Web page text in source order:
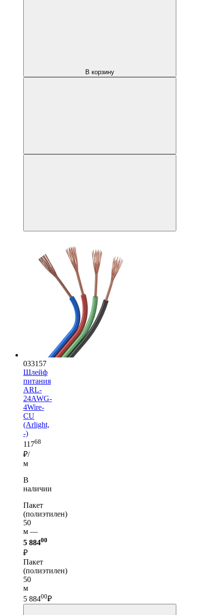
В корзину
033157
Шлейф
питания
ARL-
24AWG-
4Wire-
CU
(Arlight,
-)
11768
₽/
м
В
наличии
Пакет
(полиэтилен)
50
м —
5 88400
₽
Пакет
(полиэтилен)
50
м
5 88400₽